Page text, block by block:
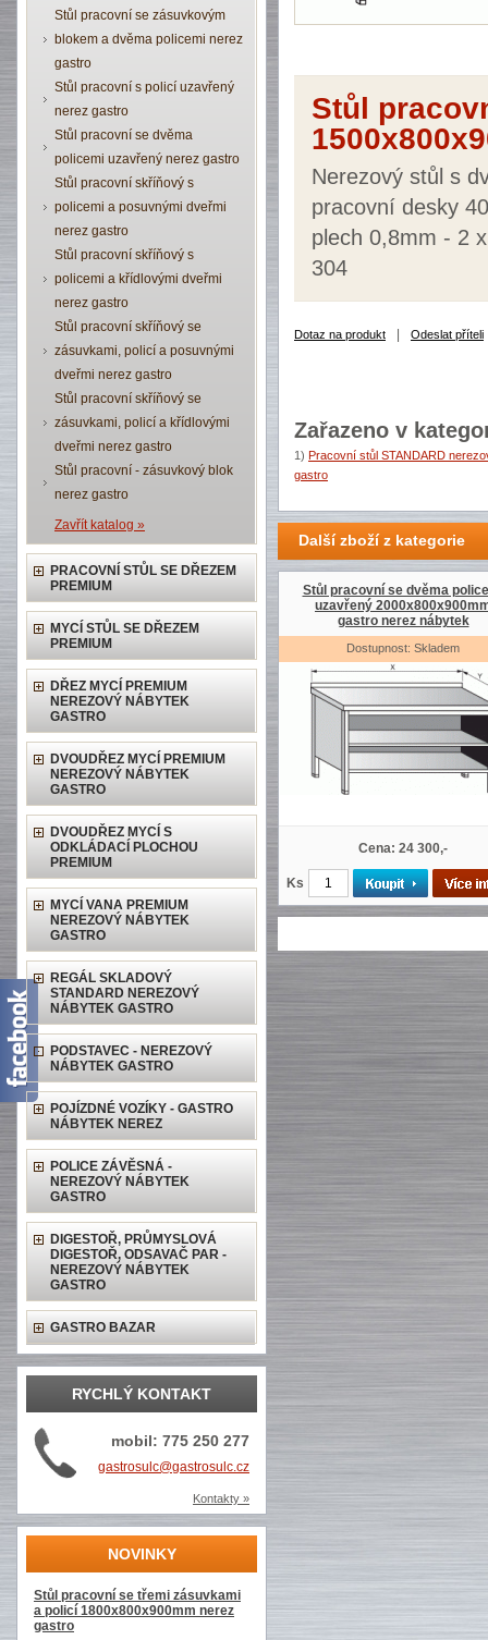
Stůl pracovní se zásuvkovým
blokem a dvěma policemi nerez
gastro
Stůl pracovní s policí uzavřený
nerez gastro
Stůl pracovní se dvěma
policemi uzavřený nerez gastro
Stůl pracovní skříňový s
policemi a posuvnými dveřmi
nerez gastro
Stůl pracovní skříňový s
policemi a křídlovými dveřmi
nerez gastro
Stůl pracovní skříňový se
zásuvkami, policí a posuvnými
dveřmi nerez gastro
Stůl pracovní skříňový se
zásuvkami, policí a křídlovými
dveřmi nerez gastro
Stůl pracovní - zásuvkový blok
nerez gastro
Zavřít katalog »
PRACOVNÍ STŮL SE DŘEZEM
PREMIUM
MYCÍ STŮL SE DŘEZEM
PREMIUM
DŘEZ MYCÍ PREMIUM
NEREZOVÝ NÁBYTEK
GASTRO
DVOUDŘEZ MYCÍ PREMIUM
NEREZOVÝ NÁBYTEK
GASTRO
DVOUDŘEZ MYCÍ S
ODKLÁDACÍ PLOCHOU
PREMIUM
MYCÍ VANA PREMIUM
NEREZOVÝ NÁBYTEK
GASTRO
REGÁL SKLADOVÝ
STANDARD NEREZOVÝ
NÁBYTEK GASTRO
PODSTAVEC - NEREZOVÝ
NÁBYTEK GASTRO
POJÍZDNÉ VOZÍKY - GASTRO
NÁBYTEK NEREZ
POLICE ZÁVĚSNÁ -
NEREZOVÝ NÁBYTEK
GASTRO
DIGESTOŘ, PRŮMYSLOVÁ
DIGESTOŘ, ODSAVAČ PAR -
NEREZOVÝ NÁBYTEK
GASTRO
GASTRO BAZAR
RYCHLÝ KONTAKT
mobil: 775 250 277
gastrosulc@gastrosulc.cz
Kontakty »
NOVINKY
Stůl pracovní se třemi zásuvkami
a policí 1800x800x900mm nerez
gastro
Stůl
Nerezový stůl s
pracovní desky
plech 0,8mm - 2
304
Dotaz na produkt Odeslat příteli
Zařazeno v
1) Pracovní stůl STANDARD
gastro
Další zboží z kategorie
Stůl pracovní se dvěma
uzavřený
gastro nerez nábytek
Dostupnost: Skladem
Cena: 24 300,-
Ks